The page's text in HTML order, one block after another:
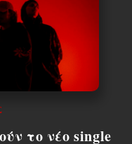
το νέο single